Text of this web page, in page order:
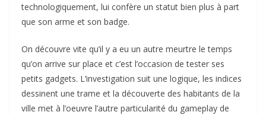
technologiquement, lui confère un statut bien plus à part
que son arme et son badge.
On découvre vite qu’il y a eu un autre meurtre le temps
qu’on arrive sur place et c’est l’occasion de tester ses
petits gadgets. L’investigation suit une logique, les indices
dessinent une trame et la découverte des habitants de la
ville met à l’oeuvre l’autre particularité du gameplay de